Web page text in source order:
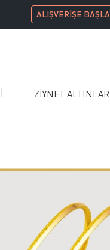
ALIŞVERİŞE BAŞLA
ZİYNET ALTINLAR